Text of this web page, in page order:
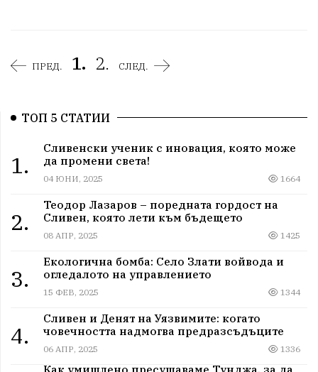
ПРЕД. 1. 2. СЛЕД.
ТОП 5 СТАТИИ
1.
Сливенски ученик с иновация, която може
да промени света!
04 ЮНИ, 2025 1664
2.
Теодор Лазаров – поредната гордост на
Сливен, която лети към бъдещето
08 АПР, 2025 1425
3.
Екологична бомба: Село Злати войвода и
огледалото на управлението
15 ФЕВ, 2025 1344
4.
Сливен и Денят на Уязвимите: когато
човечността надмогва предразсъдъците
06 АПР, 2025 1336
Как умишлено пресушаваме Тунджа, за да